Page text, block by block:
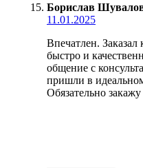
Борислав
11.01.2025
Впечатлен.
быстро и
общение с
пришли в
Обязательно